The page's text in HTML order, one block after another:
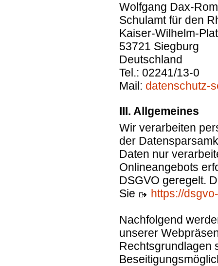
Wolfgang Dax-
Schulamt für den
Kaiser-Wilhelm-
53721 Siegburg
Deutschland
Tel.: 02241/13-0
Mail: datenschutz-
III. Allgemeines
Wir verarbeiten
der
Daten nur
Onlineangebots
DSGVO geregelt.
Sie
https://
Nachfolgend
unserer
Rechtsgrundlagen